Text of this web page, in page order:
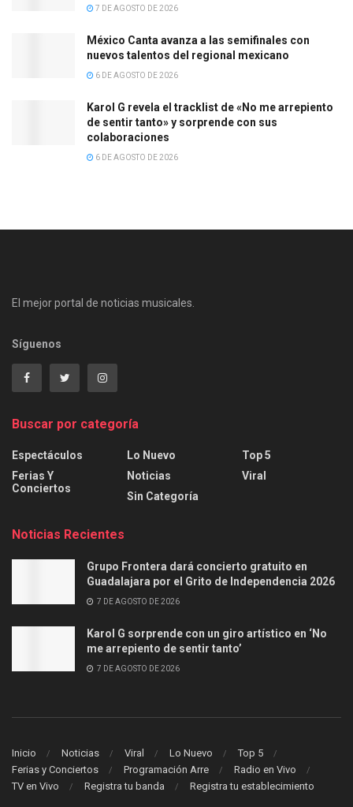
7 DE AGOSTO DE 2026
México Canta avanza a las semifinales con
nuevos talentos del regional mexicano
6 DE AGOSTO DE 2026
Karol G revela el tracklist de «No me arrepiento
de sentir tanto» y sorprende con sus
colaboraciones
6 DE AGOSTO DE 2026
El mejor portal de noticias musicales.
Síguenos
Buscar por categoría
Espectáculos
Ferias Y
Conciertos
Lo Nuevo
Noticias
Sin Categoría
Top 5
Viral
Noticias Recientes
Grupo Frontera dará concierto gratuito en
Guadalajara por el Grito de Independencia 2026
7 DE AGOSTO DE 2026
Karol G sorprende con un giro artístico en ‘No
me arrepiento de sentir tanto’
7 DE AGOSTO DE 2026
Inicio Noticias Viral Lo Nuevo
Top 5
Ferias y Conciertos
Programación Arre
Radio en Vivo
TV en Vivo
Registra tu banda Registra tu establecimiento